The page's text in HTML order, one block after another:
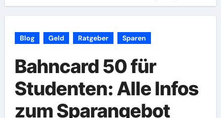
Blog Geld Ratgeber Sparen
Bahncard 50 für
Studenten: Alle Infos
zum Sparangebot